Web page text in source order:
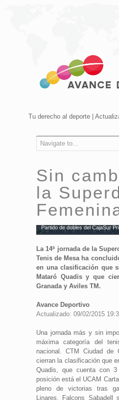
Tu derecho al deporte |
Navigate to...
Sin
la
Partido de dobles del CajaSur
La 14ª jornada de la
Tenis de Mesa ha
en una clasificación que
Mataró Quadis y que
Granada y Aviles TM.
Avance Deportivo
Actualizado: 09/02/2015
Una jornada más y sin
máxima categoría del
nacional. CTM Ciudad de
cierran la clasificación que
Quadis, que cuenta con
posición está el UCAM
pleno de victorias tras
Linares. Falcons Sabadell